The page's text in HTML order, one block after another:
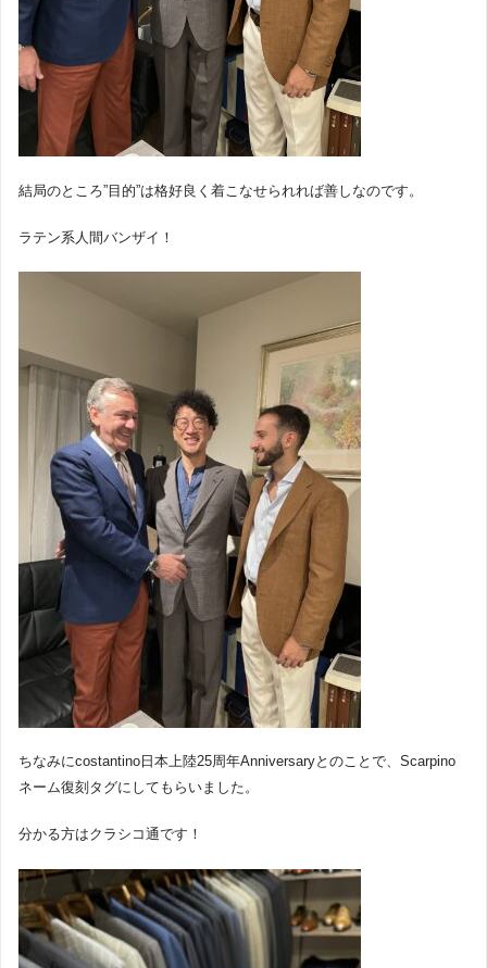
結局のところ”目的”は格好良く着こなせられれば善しなのです。
ラテン系人間バンザイ！
ちなみにcostantino日本上陸25周年Anniversaryとのことで、Scarpino
ネーム復刻タグにしてもらいました。
分かる方はクラシコ通です！